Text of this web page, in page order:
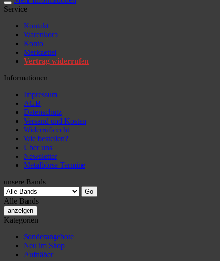
Service
Kontakt
Warenkorb
Konto
Merkzettel
Vertrag widerrufen
Informationen
Impressum
AGB
Datenschutz
Versand und Kosten
Widerrufsrecht
Wie bestellen?
Über uns
Newsletter
Metalbörse Termine
unsere Bands
Alle Bands
anzeigen
Kategorien
Sonderangebote
Neu im Shop
Aufnäher